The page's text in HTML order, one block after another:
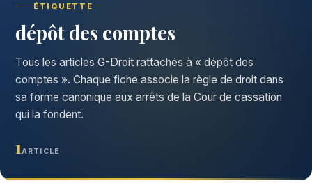
ÉTIQUETTE
dépôt des comptes
Tous les articles G-Droit rattachés à « dépôt des
comptes ». Chaque fiche associe la règle de droit dans
sa forme canonique aux arrêts de la Cour de cassation
qui la fondent.
1 ARTICLE